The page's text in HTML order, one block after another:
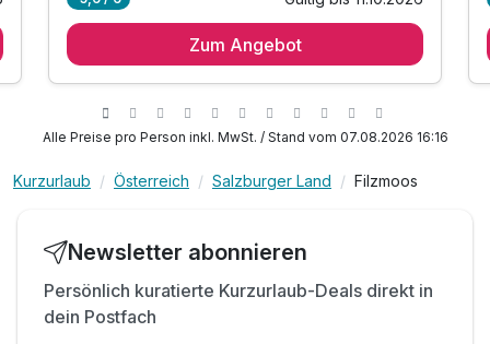
2 x Frühstücksbuffet mit regionalen Schmankerln
inkl. Filzmoos Sommercard*
inkl. Nutzung der hoteleigenen Liegewiese
Nutzung der E-Ladestation gegen Gebühr
Info: gratis Tiefgaragenplatz auf Anfrage
Zum Angebot
Alle Preise pro Person inkl. MwSt. / Stand vom 07.08.2026 16:16
Kurzurlaub Österreich Salzburger Land Filzmoos
Newsletter abonnieren
Persönlich kuratierte Kurzurlaub-Deals direkt in
dein Postfach